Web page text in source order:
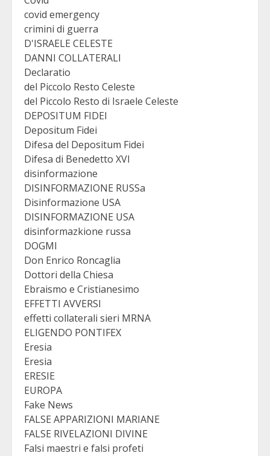
covid emergency
crimini di guerra
D'ISRAELE CELESTE
DANNI COLLATERALI
Declaratio
del Piccolo Resto Celeste
del Piccolo Resto di Israele Celeste
DEPOSITUM FIDEI
Depositum Fidei
Difesa del Depositum Fidei
Difesa di Benedetto XVI
disinformazione
DISINFORMAZIONE RUSSa
Disinformazione USA
DISINFORMAZIONE USA
disinformazkione russa
DOGMI
Don Enrico Roncaglia
Dottori della Chiesa
Ebraismo e Cristianesimo
EFFETTI AVVERSI
effetti collaterali sieri MRNA
ELIGENDO PONTIFEX
Eresia
Eresia
ERESIE
EUROPA
Fake News
FALSE APPARIZIONI MARIANE
FALSE RIVELAZIONI DIVINE
Falsi maestri e falsi profeti